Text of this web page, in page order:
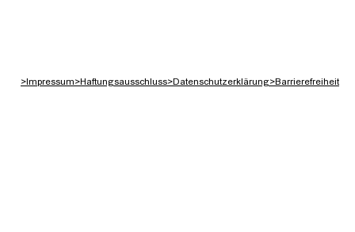
> Impressum>Haftungsausschluss>Datenschutzerklärung>Barrierefreiheit